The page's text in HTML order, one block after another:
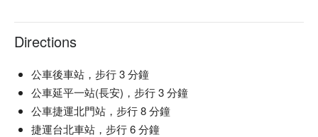
Directions
公車後車站，步行 3 分鐘
公車延平一站(長安)，步行 3 分鐘
公車捷運北門站，步行 8 分鐘
捷運台北車站，步行 6 分鐘